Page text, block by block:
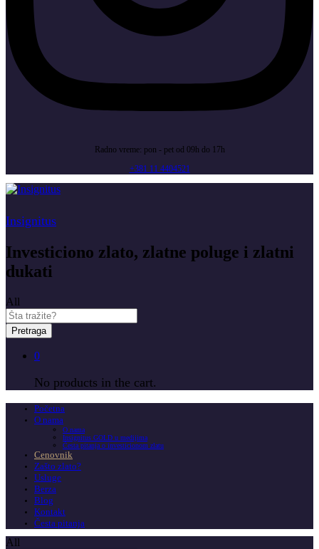
Radno vreme: pon - pet od 09h do 17h
+381 11 4404521
Insignitus
Investiciono zlato, zlatne poluge i zlatni
dukati
All
Pretraga
0
No products in the cart.
Početna
O nama
O nama
Insignitus GOLD u medijima
Česta pitanja o investicionom zlatu
Cenovnik
Zašto zlato?
Usluge
Berza
Blog
Kontakt
Česta pitanja
All